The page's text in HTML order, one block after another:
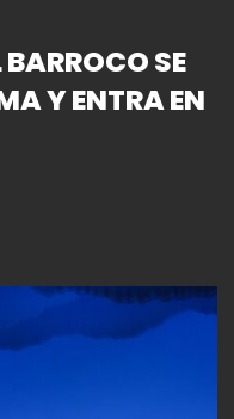
SE
Y ENTRA EN